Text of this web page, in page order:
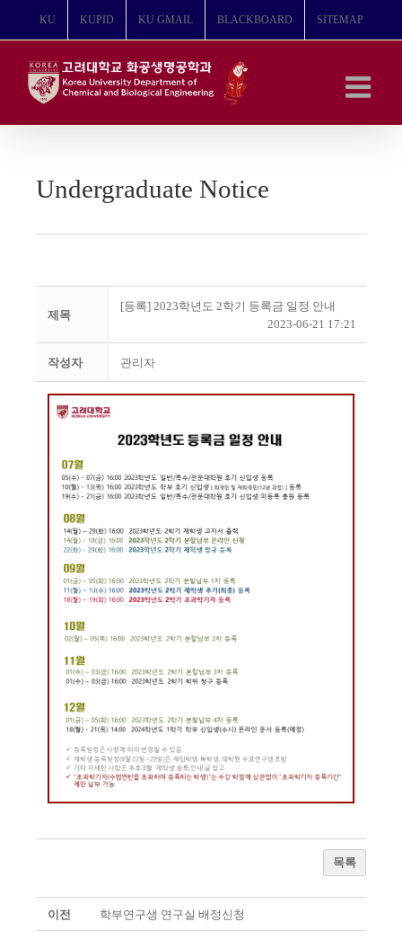
뛰
KU KUPID KU GMAIL BLACKBOARD SITEMAP
Undergraduate Notice
제목
[등록] 2023학년도 2학기 등록금 일정 안내
2023-06-21 17:21
작성자 관리자
목록
이전 학부연구생 연구실 배정신청